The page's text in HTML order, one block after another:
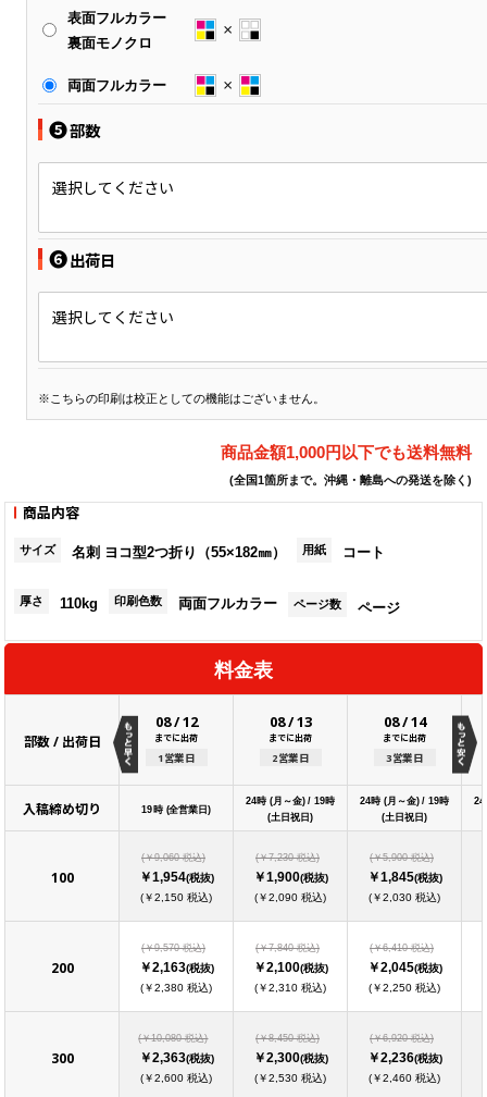
表面フルカラー
裏面モノクロ
両面フルカラー
❺部数
選択してください
❻出荷日
選択してください
※こちらの印刷は校正としての機能はございません。
商品金額1,000円以下でも送料無料
(全国1箇所まで。沖縄・離島への発送を除く)
商品内容
サイズ 名刺 ヨコ型2つ折り（55×182㎜） 用紙 コート
厚さ 110kg 印刷色数 両面フルカラー ページ数 ページ
料金表
部数 / 出荷日
08/12
までに出荷
1営業日
08/13
までに出荷
2営業日
08/14
までに出荷
3営業日
入稿締め切り 19時 (全営業日)
24時 (月～金) / 19時
(土日祝日)
24時 (月～金) / 19時
(土日祝日)
24
100
(￥9,060 税込)
￥1,954(税抜)
(￥2,150 税込)
(￥7,230 税込)
￥1,900(税抜)
(￥2,090 税込)
(￥5,900 税込)
￥1,845(税抜)
(￥2,030 税込)
200
(￥9,570 税込)
￥2,163(税抜)
(￥2,380 税込)
(￥7,840 税込)
￥2,100(税抜)
(￥2,310 税込)
(￥6,410 税込)
￥2,045(税抜)
(￥2,250 税込)
300
(￥10,080 税込)
￥2,363(税抜)
(￥2,600 税込)
(￥8,450 税込)
￥2,300(税抜)
(￥2,530 税込)
(￥6,920 税込)
￥2,236(税抜)
(￥2,460 税込)